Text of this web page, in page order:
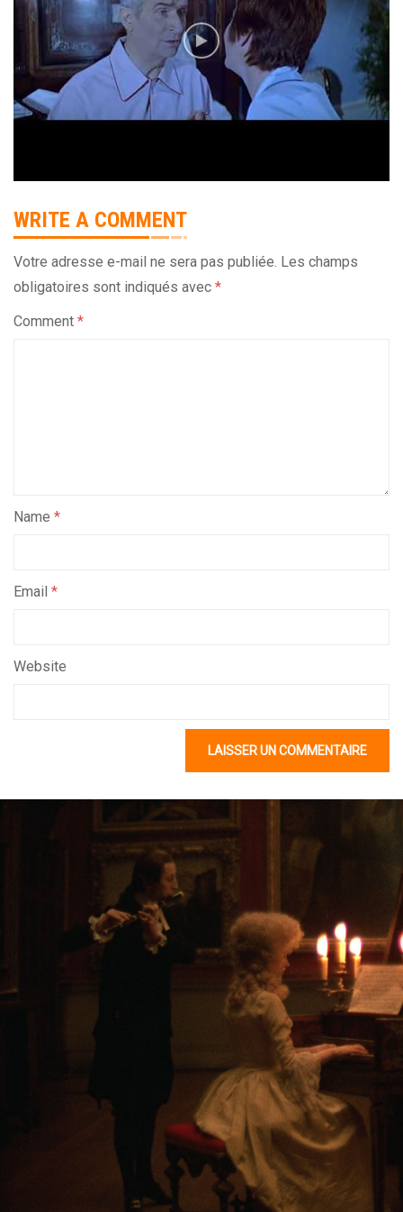
WRITE A COMMENT
Votre adresse e-mail ne sera pas publiée. Les champs
obligatoires sont indiqués avec *
Comment *
Name *
Email *
Website